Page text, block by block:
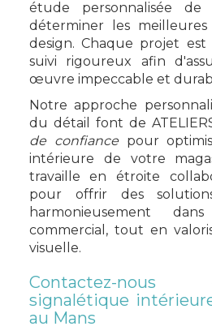
étude personnalisée
déterminer les
design. Chaque projet
suivi rigoureux afin
œuvre impeccable et
Notre approche
du détail font de
de confiancepour
intérieure de votre
travaille en étroite
pour offrir des
harmonieusement
commercial, tout en
visuelle.
Contactez-
signalétique
au Mans